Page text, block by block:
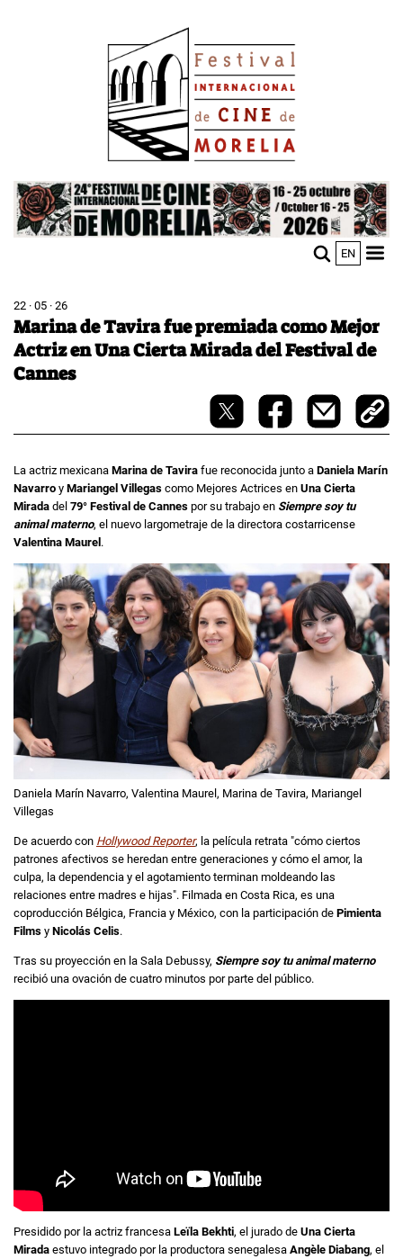
Image
EN
22 · 05 · 26
Marina de Tavira fue premiada como Mejor
Actriz en Una Cierta Mirada del Festival de
Cannes
La actriz mexicana Marina de Tavira fue reconocida junto a Daniela Marín
Navarro y Mariangel Villegas como Mejores Actrices en Una Cierta
Mirada del 79° Festival de Cannes por su trabajo en Siempre soy tu
animal materno, el nuevo largometraje de la directora costarricense
Valentina Maurel .
Daniela Marín Navarro, Valentina Maurel, Marina de Tavira, Mariangel
Villegas
De acuerdo con Hollywood Reporter, la película retrata "cómo ciertos
patrones afectivos se heredan entre generaciones y cómo el amor, la
culpa, la dependencia y el agotamiento terminan moldeando las
relaciones entre madres e hijas". Filmada en Costa Rica, es una
coproducción Bélgica, Francia y México, con la participación de Pimienta
Films y Nicolás Celis.
Tras su proyección en la Sala Debussy, Siempre soy tu animal materno
recibió una ovación de cuatro minutos por parte del público.
Presidido por la actriz francesa Leïla Bekhti, el jurado de Una Cierta
Mirada estuvo integrado por la productora senegalesa Angèle Diabang, el